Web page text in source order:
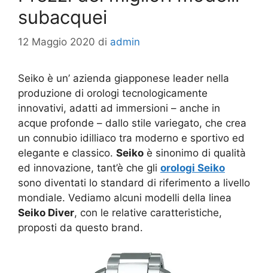
subacquei
12 Maggio 2020 di admin
Seiko è un’ azienda giapponese leader nella
produzione di orologi tecnologicamente
innovativi, adatti ad immersioni – anche in
acque profonde – dallo stile variegato, che crea
un connubio idilliaco tra moderno e sportivo ed
elegante e classico. Seiko è sinonimo di qualità
ed innovazione, tant’è che gli orologi Seiko
sono diventati lo standard di riferimento a livello
mondiale. Vediamo alcuni modelli della linea
Seiko Diver, con le relative caratteristiche,
proposti da questo brand.